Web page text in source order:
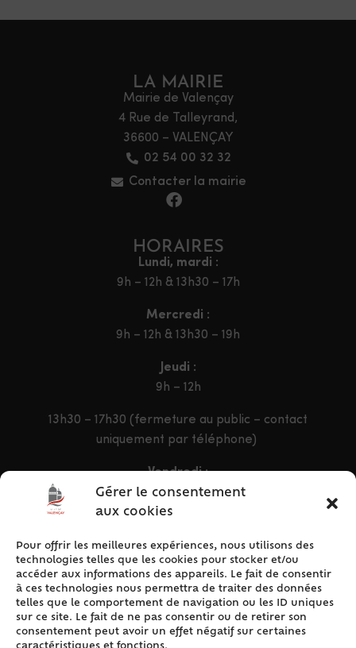
Gérer le consentement
aux cookies
Pour offrir les meilleures expériences, nous utilisons des
technologies telles que les cookies pour stocker et/ou
accéder aux informations des appareils. Le fait de consentir
à ces technologies nous permettra de traiter des données
telles que le comportement de navigation ou les ID uniques
sur ce site. Le fait de ne pas consentir ou de retirer son
consentement peut avoir un effet négatif sur certaines
LA MAIRIE
Mairie de Valençay
4 Rue de Talleyrand,
36600 – VALENÇAY
02 54 00 32 32
Contacter la mairie
HORAIRES
Lundi, mardi :
9h – 12h & 13h30 – 17h
Mercredi :
9h – 12h & 13h30 – 19h
Jeudi :
9h – 12h
13h30 – 17h30 (fermeture au public – contact
uniquement par téléphone)
Vendredi :
9h – 12h & 13h30 – 16h30
ACCÈS RAPIDE
Accueil
Contact
Plan du site
Mentions légales